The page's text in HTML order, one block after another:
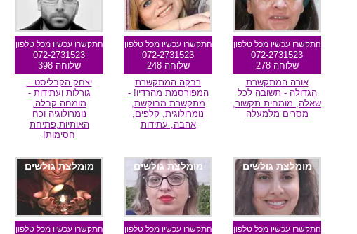
התקשרו עכשיו מכל טלפון
072-2731523
שלוחה 278
אורה המתקשרת
הגדולה - תשובה לכל
שאלה, מומחית תקשור,
מסרים מלמעלה
התקשרו עכשיו מכל טלפון
072-2731523
שלוחה 248
רבקה המתקשרת
המפורסמת מהרדיו! -
מתקשרת מבוקשת,
נומרולוגית, קלפים,
אהבה, עתידות
התקשרו עכשיו מכל טלפון
072-2731523
שלוחה 398
יצחק הקבליסט –
גורלות ועתידות -
מומחה קבלה,
נומרולוגיה וכח
האותיות,פתיחת
חסימות!
מומלצת גולשים
התקשרו עכשיו מכל טלפון
מומלצת גולשים
התקשרו עכשיו מכל טלפון
מומלצת גולשים
התקשרו עכשיו מכל טלפון